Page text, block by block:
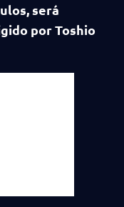
será
por Toshio